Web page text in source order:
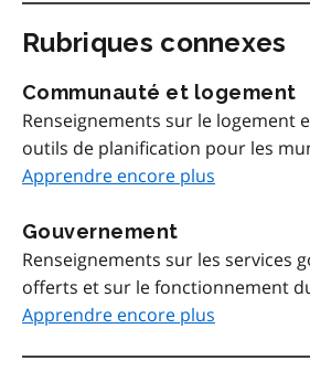
Rubriques connexes
Communauté et logement
Renseignements sur le logement
outils de planification pour les
Apprendre encore plus
Gouvernement
Renseignements sur les services
offerts et sur le fonctionnement
Apprendre encore plus